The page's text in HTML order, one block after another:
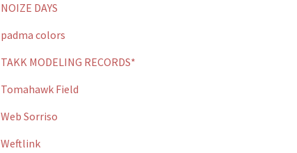
NOIZE DAYS
padma colors
TAKK MODELING RECORDS*
Tomahawk Field
Web Sorriso
Weftlink